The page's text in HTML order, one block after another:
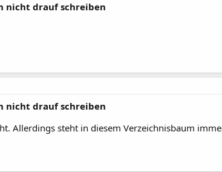
nicht drauf schreiben
nicht drauf schreiben
Allerdings steht in diesem Verzeichnisbaum